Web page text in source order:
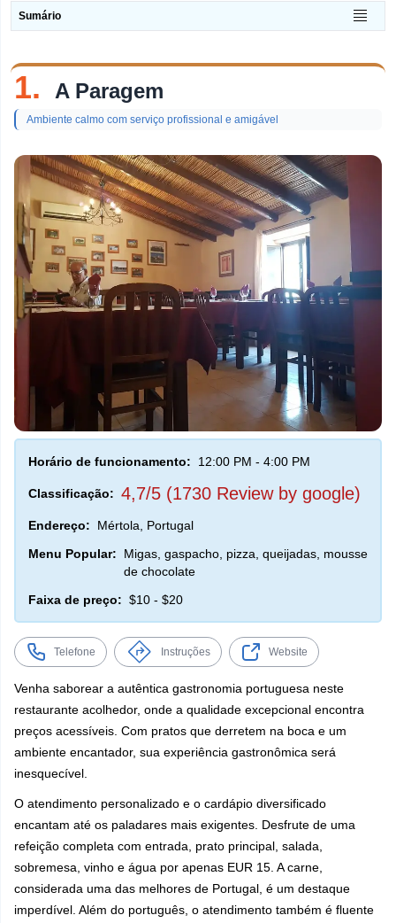
Horta
O
tópico
Restaurantes De Peixe
Loja De Doces
Churrascarias
Pastelarias
Bares De Vinho
Pizzarias
Sumário
1. A Paragem
Ambiente calmo com serviço profissional e amigável
Horário de funcionamento: 12:00 PM - 4:00 PM
Classificação: 4,7/5 (1730 Review by google)
Endereço:
Mértola, Portugal
Menu Popular:
Migas, gaspacho, pizza, queijadas, mousse
de chocolate
Faixa de preço: $10 - $20
Telefone Instruções Website
Venha saborear a autêntica gastronomia portuguesa neste
restaurante acolhedor, onde a qualidade excepcional encontra
preços acessíveis. Com pratos que derretem na boca e um
ambiente encantador, sua experiência gastronômica será
inesquecível.
O atendimento personalizado e o cardápio diversificado
encantam até os paladares mais exigentes. Desfrute de uma
refeição completa com entrada, prato principal, salada,
sobremesa, vinho e água por apenas EUR 15. A carne,
considerada uma das melhores de Portugal, é um destaque
imperdível. Além do português, o atendimento também é fluente